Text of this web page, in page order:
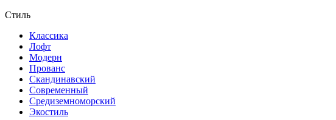
Стиль
Классика
Лофт
Модерн
Прованс
Скандинавский
Современный
Средиземноморский
Экостиль